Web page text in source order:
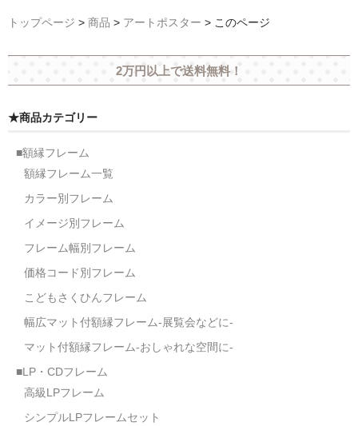
オーダーメイド額装
額装参考作品
ショップ
トップページ > 商品 > アートポスター > このページ
2万円以上で送料無料！
★商品カテゴリー
■額縁フレーム
額縁フレーム一覧
カラー別フレーム
イメージ別フレーム
フレーム幅別フレーム
価格コード別フレーム
こどもさくひんフレーム
幅広マット付額縁フレーム-展覧会などに-
マット付額縁フレーム-おしゃれな空間に-
■LP・CDフレーム
高級LPフレーム
シンプルLPフレームセット